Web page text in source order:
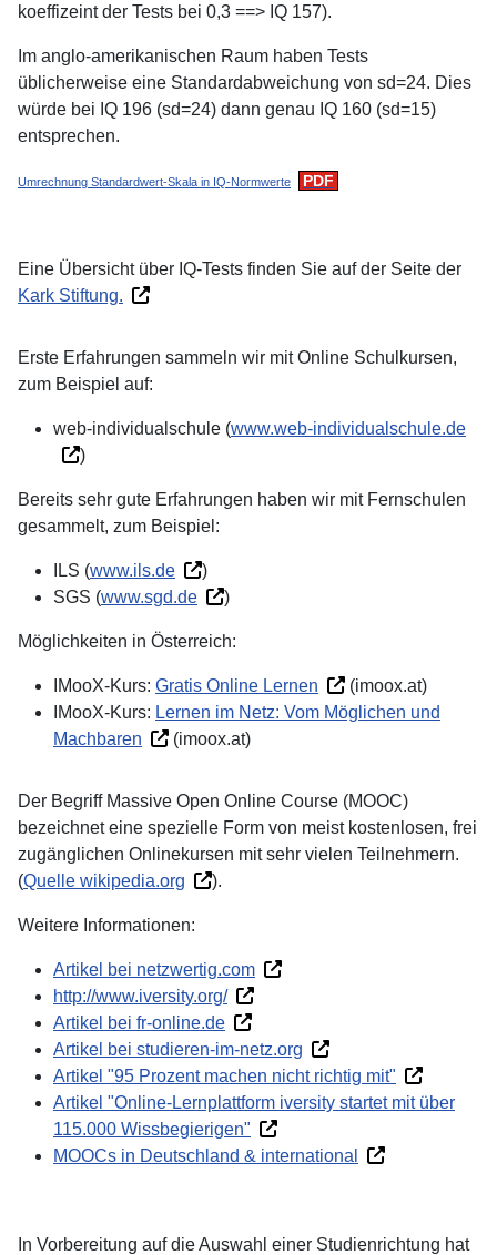
koeffizeint der Tests bei 0,3 ==> IQ 157).
Im anglo-amerikanischen Raum haben Tests
üblicherweise eine Standardabweichung von sd=24. Dies
würde bei IQ 196 (sd=24) dann genau IQ 160 (sd=15)
entsprechen.
Umrechnung Standardwert-Skala in IQ-Normwerte
Eine Übersicht über IQ-Tests finden Sie auf der Seite der
Kark Stiftung.
Erste Erfahrungen sammeln wir mit Online Schulkursen,
zum Beispiel auf:
web-individualschule (www.web-individualschule.de
)
Bereits sehr gute Erfahrungen haben wir mit Fernschulen
gesammelt, zum Beispiel:
ILS (www.ils.de
)
SGS (www.sgd.de )
Möglichkeiten in Österreich:
IMooX-Kurs: Gratis Online Lernen
(imoox.at)
IMooX-Kurs: Lernen im Netz: Vom Möglichen und
Machbaren
(imoox.at)
Der Begriff Massive Open Online Course (MOOC)
bezeichnet eine spezielle Form von meist kostenlosen, frei
zugänglichen Onlinekursen mit sehr vielen Teilnehmern.
(Quelle wikipedia.org ).
Weitere Informationen:
Artikel bei netzwertig.com
http://www.iversity.org/
Artikel bei fr-online.de
Artikel bei studieren-im-netz.org
Artikel "95 Prozent machen nicht richtig mit"
Artikel "Online-Lernplattform iversity startet mit über
115.000 Wissbegierigen"
MOOCs in Deutschland & international
In Vorbereitung auf die Auswahl einer Studienrichtung hat